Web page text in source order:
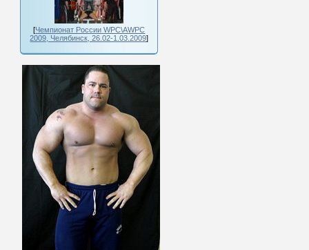
[Чемпионат России WPC\AWPC
2009, Челябинск, 26.02-1.03.2009]